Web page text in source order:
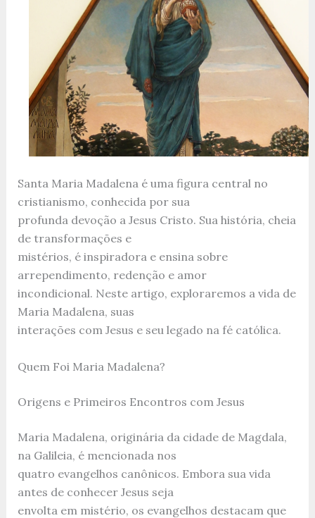
Santa Maria Madalena é uma figura central no
cristianismo, conhecida por sua
profunda devoção a Jesus Cristo. Sua história, cheia
de transformações e
mistérios, é inspiradora e ensina sobre
arrependimento, redenção e amor
incondicional. Neste artigo, exploraremos a vida de
Maria Madalena, suas
interações com Jesus e seu legado na fé católica.
Quem Foi Maria Madalena?
Origens e Primeiros Encontros com Jesus
Maria Madalena, originária da cidade de Magdala,
na Galileia, é mencionada nos
quatro evangelhos canônicos. Embora sua vida
antes de conhecer Jesus seja
envolta em mistério, os evangelhos destacam que